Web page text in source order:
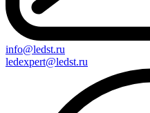
info@ledst.ru
ledexpert@ledst.ru